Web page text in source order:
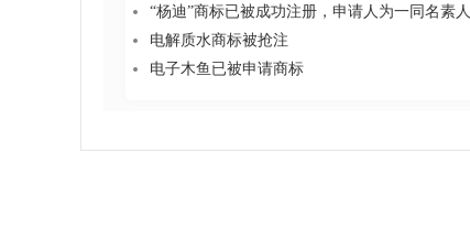
“杨迪”商标已被成功注册，申请人为一同名素人
电解质水商标被抢注
电子木鱼已被申请商标